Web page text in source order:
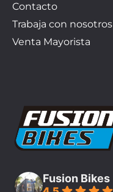
Contacto
Trabaja con nosotros
Venta Mayorista
Fusion Bikes